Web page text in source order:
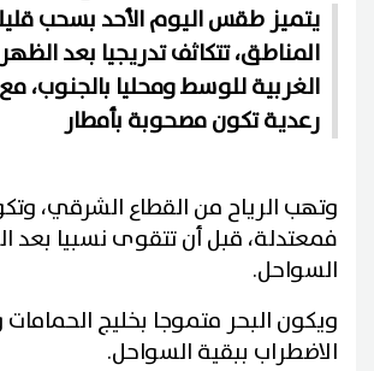
يتميز طقس اليوم الأحد بسحب
المناطق، تتكاثف تدريجيا بعد
الغربية للوسط ومحليا بالجنوب،
رعدية تكون مصحوبة بأمطار
وتهب الرياح من القطاع الشرقي،
فمعتدلة، قبل أن تتقوى نسبيا بعد
السواحل.
ويكون البحر متموجا بخليج الحمامات
الاضطراب ببقية السواحل.